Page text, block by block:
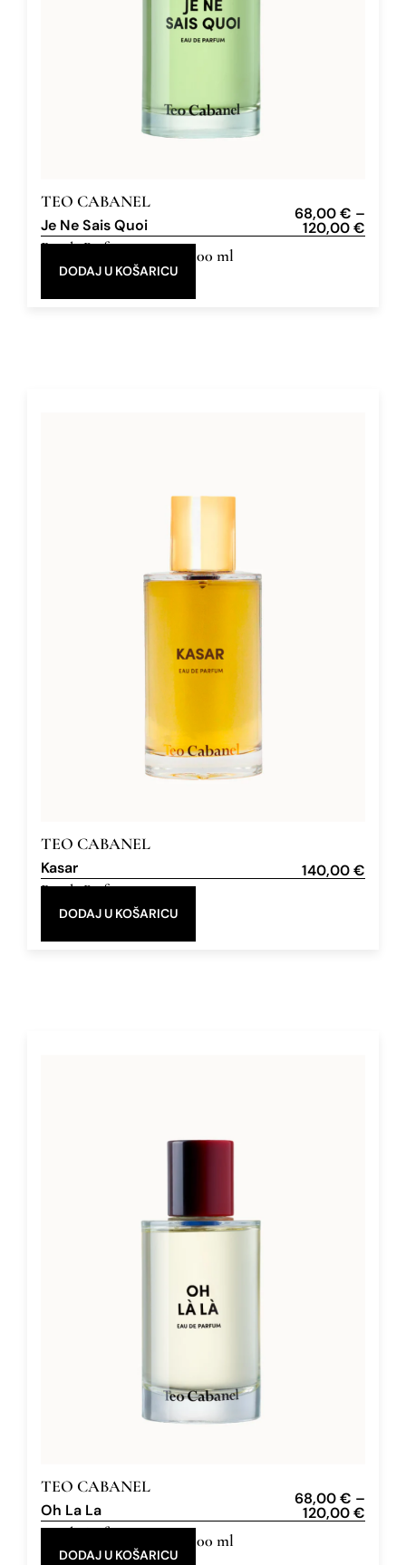
TEO CABANEL
Je Ne Sais Quoi
68,00€ –
120,00€
Eau de Parfum 30 ml, 100 ml
DODAJ U KOŠARICU
TEO CABANEL
Kasar 140,00€
Eau de Parfum
DODAJ U KOŠARICU
TEO CABANEL
Oh La La
68,00€ –
120,00€
Eau de Parfum 30 ml, 100 ml
DODAJ U KOŠARICU